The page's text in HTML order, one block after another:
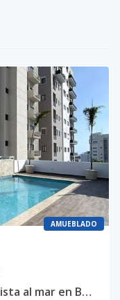
AMUEBLADO
Apartamento amueblado con vista al mar en Bella Vista